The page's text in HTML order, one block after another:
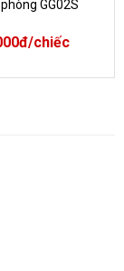
GG02S
chiếc